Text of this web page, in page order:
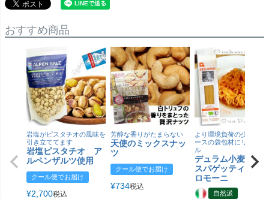
おすすめ商品
岩塩がピスタチオの風味を
引き立ててます
岩塩ピスタチオ ア
ルペンザルツ使用
クール便でお届け
¥2,700税込
芳醇な香りがたまらない
天使のミックスナッ
ツ
クール便でお届け
¥734税込
より環境負荷の少ない紙
ースの袋包材にリニュー
ル
デュラム小麦 有
スパゲッティ／ジ
ロモーニ
自然派